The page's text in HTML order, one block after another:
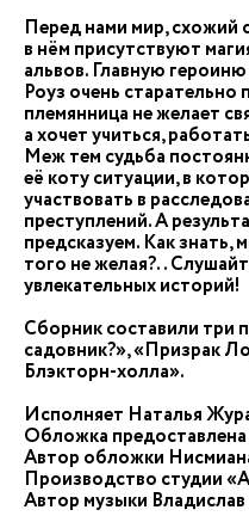
Перед нами мир, схожий
в нём присутствуют
альвов. Главную
Роуз очень
племянница не желает
а хочет учиться,
Меж тем судьба
её коту ситуации, в
участвовать в
преступлений. А
предсказуем. Как знать,
того не желая?..
увлекательных историй!
Сборник составили три
садовник?», «Призрак
Блэкторн-холла».
Исполняет Наталья
Обложка
Автор обложки
Производство студии
Автор музыки